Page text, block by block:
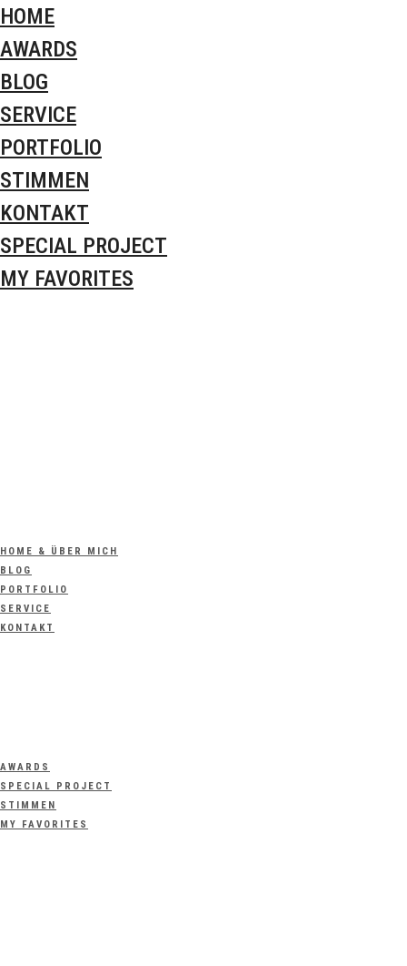
HOME
AWARDS
BLOG
SERVICE
PORTFOLIO
STIMMEN
KONTAKT
SPECIAL PROJECT
MY FAVORITES
HOME & ÜBER MICH
BLOG
PORTFOLIO
SERVICE
KONTAKT
AWARDS
SPECIAL PROJECT
STIMMEN
MY FAVORITES